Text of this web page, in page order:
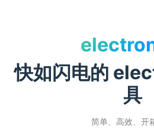
快如闪电的
具
简单、高效、开